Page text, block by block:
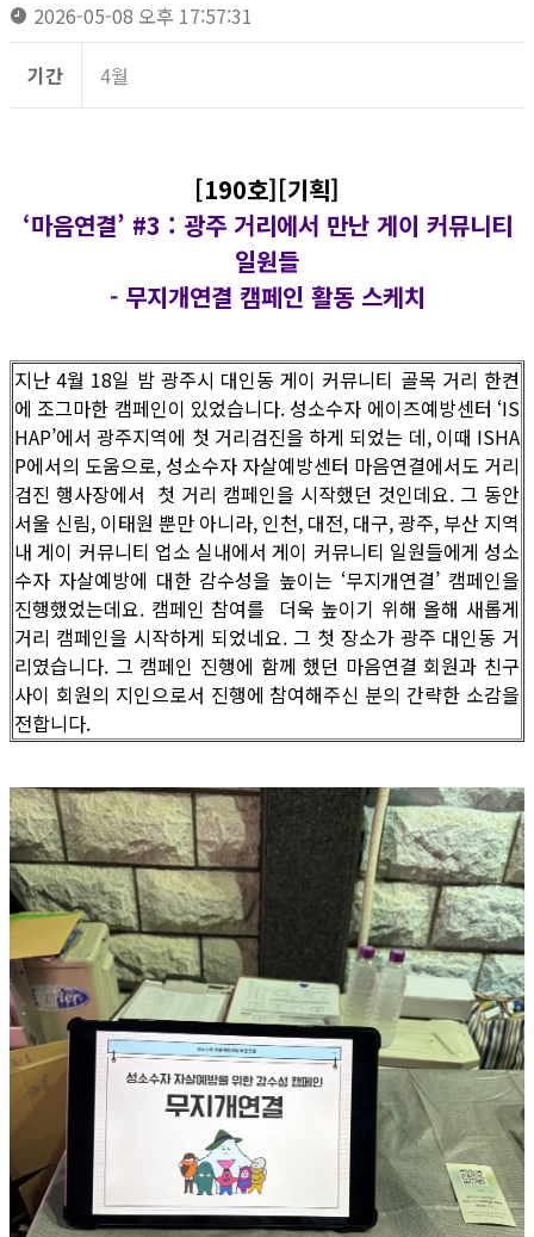
2026-05-08 오후 17:57:31
기간 4월
[190호][기획]
‘마음연결’ #3 : 광주 거리에서 만난 게이 커뮤니티
일원들
- 무지개연결 캠페인 활동 스케치
지난 4월 18일 밤 광주시 대인동 게이 커뮤니티 골목 거리 한켠
에 조그마한 캠페인이 있었습니다. 성소수자 에이즈예방센터 ‘IS
HAP’에서 광주지역에 첫 거리검진을 하게 되었는 데, 이때 ISHA
P에서의 도움으로, 성소수자 자살예방센터 마음연결에서도 거리
검진 행사장에서 첫 거리 캠페인을 시작했던 것인데요. 그 동안
서울 신림, 이태원 뿐만 아니라, 인천, 대전, 대구, 광주, 부산 지역
내 게이 커뮤니티 업소 실내에서 게이 커뮤니티 일원들에게 성소
수자 자살예방에 대한 감수성을 높이는 ‘무지개연결’ 캠페인을
진행했었는데요. 캠페인 참여를 더욱 높이기 위해 올해 새롭게
거리 캠페인을 시작하게 되었네요. 그 첫 장소가 광주 대인동 거
리였습니다. 그 캠페인 진행에 함께 했던 마음연결 회원과 친구
사이 회원의 지인으로서 진행에 참여해주신 분의 간략한 소감을
전합니다.